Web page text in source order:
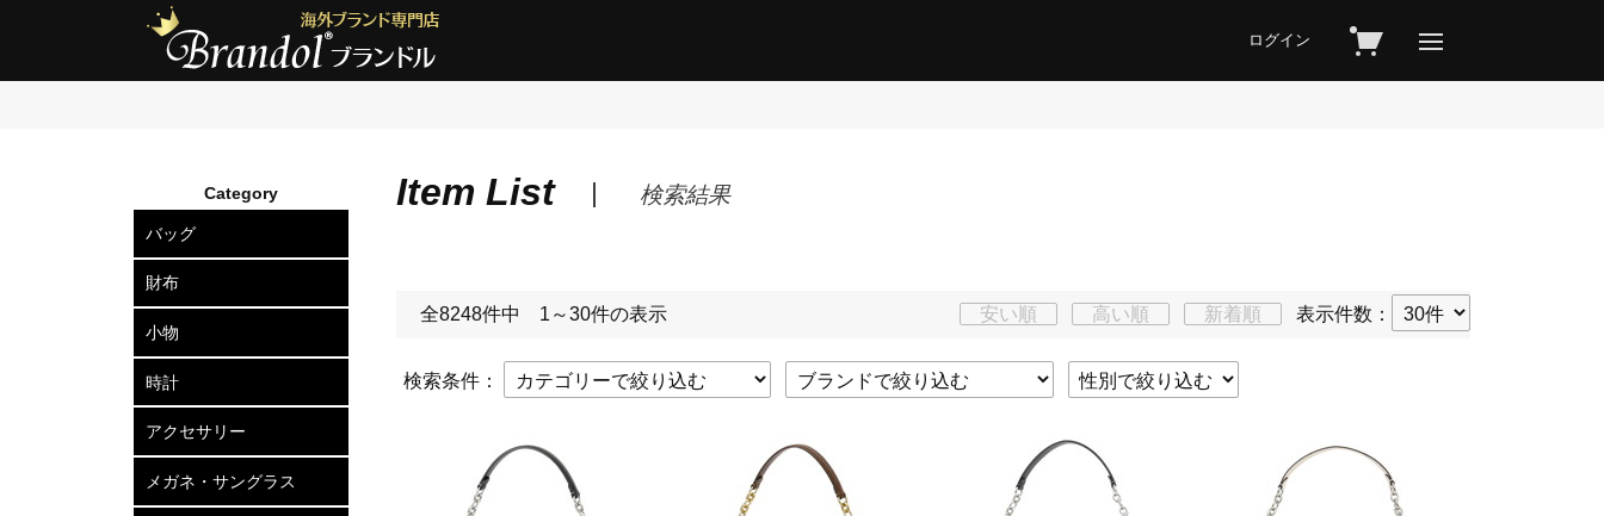
ログイン
Item List 検索結果
全8248件中 1～30件の表示 安い順 高い順 新着順 表示件数：
検索条件：
Category
バッグ
ショルダーバッグ
2wayトートバッグ
トートバッグ
ボディバッグ
リュックサック
セカンドバッグ
ビジネスバッグ
アタッシュケース
ハードケース
ボストンバッグ
スーツケース
ビジネスキャリー
財布
長財布
二つ折り財布
三つ折り財布
小銭入れ
小物
カードケース
定期入れ
名刺入れ
キーケース
キーリング
ポーチ
ベルト
マネークリップ
ネクタイピン
カフスボタン
ウォレットチェーン
傘
時計
メンズ腕時計
レディース腕時計
アクセサリー
ピアス
ネックレス
ブレスレット
リング
ヘアアクセサリー
メガネ・サングラス